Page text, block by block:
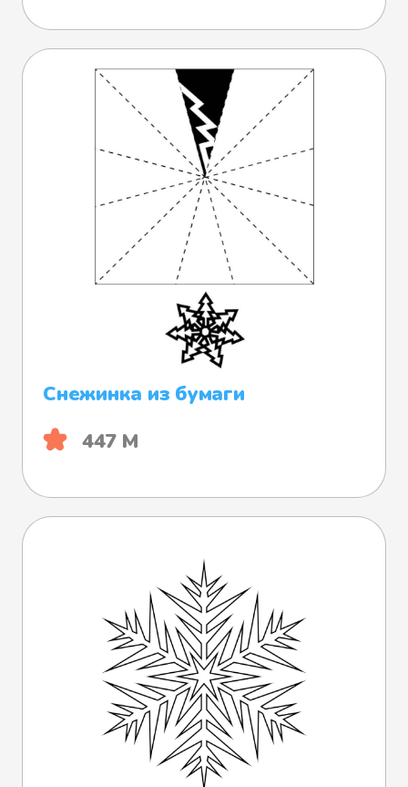
Снежинка из бумаги
447 М